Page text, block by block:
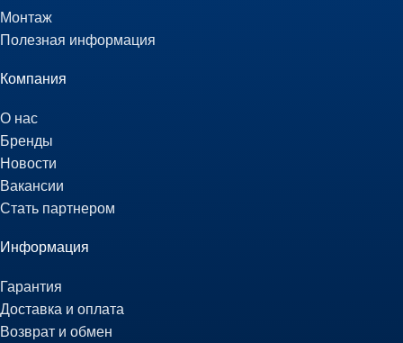
Монтаж
Полезная информация
Компания
О нас
Бренды
Новости
Вакансии
Стать партнером
Информация
Гарантия
Доставка и оплата
Возврат и обмен